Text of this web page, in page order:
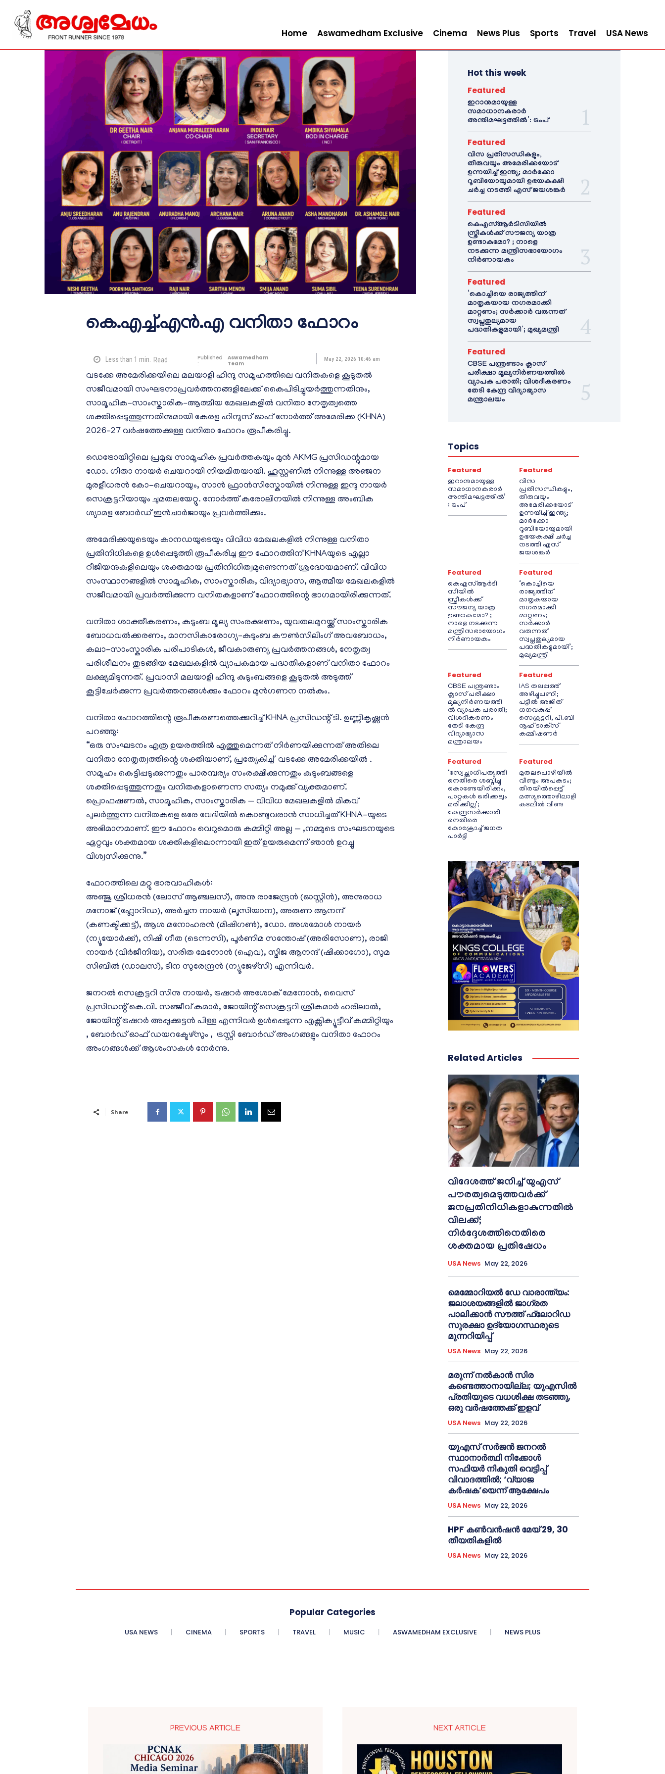
Home Aswamedham Exclusive Cinema News Plus Sports Travel USA News
കെ.എച്ച്.എൻ.എ വനിതാ ഫോറം
Less than 1 min. Read
Published
:
Aswamedham
Team
May 22, 2026 10:46 am
വടക്കേ അമേരിക്കയിലെ മലയാളി ഹിന്ദു സമൂഹത്തിലെ വനിതകളെ കൂടുതൽ
സജീവമായി സംഘടനാപ്രവർത്തനങ്ങളിലേക്ക് കൈപിടിച്ചുയർത്തുന്നതിനും,
സാമൂഹിക–സാംസ്കാരിക–ആത്മീയ മേഖലകളിൽ വനിതാ നേതൃത്വത്തെ
ശക്തിപ്പെടുത്തുന്നതിനുമായി കേരള ഹിന്ദുസ് ഓഫ് നോർത്ത് അമേരിക്ക (KHNA)
2026–27 വർഷത്തേക്കുള്ള വനിതാ ഫോറം രൂപീകരിച്ചു.
ഡെട്രോയിറ്റിലെ പ്രമുഖ സാമൂഹിക പ്രവർത്തകയും മുൻ AKMG പ്രസിഡന്റുമായ
ഡോ. ഗീതാ നായർ ചെയറായി നിയമിതയായി. ഹൂസ്റ്റണിൽ നിന്നുള്ള അഞ്ജന
മുരളീധരൻ കോ-ചെയറായും, സാൻ ഫ്രാൻസിസ്കോയിൽ നിന്നുള്ള ഇന്ദു നായർ
സെക്രട്ടറിയായും ചുമതലയേറ്റു. നോർത്ത് കരോലിനയിൽ നിന്നുള്ള അംബിക
ശ്യാമള ബോർഡ് ഇൻചാർജായും പ്രവർത്തിക്കും.
അമേരിക്കയുടെയും കാനഡയുടെയും വിവിധ മേഖലകളിൽ നിന്നുള്ള വനിതാ
പ്രതിനിധികളെ ഉൾപ്പെടുത്തി രൂപീകരിച്ച ഈ ഫോറത്തിന് KHNAയുടെ എല്ലാ
റീജിയനുകളിലെയും ശക്തമായ പ്രതിനിധിത്വമുണ്ടെന്നത് ശ്രദ്ധേയമാണ്. വിവിധ
സംസ്ഥാനങ്ങളിൽ സാമൂഹിക, സാംസ്കാരിക, വിദ്യാഭ്യാസ, ആത്മീയ മേഖലകളിൽ
സജീവമായി പ്രവർത്തിക്കുന്ന വനിതകളാണ് ഫോറത്തിന്റെ ഭാഗമായിരിക്കുന്നത്.
വനിതാ ശാക്തീകരണം, കുടുംബ മൂല്യ സംരക്ഷണം, യുവതലമുറയ്ക്ക് സാംസ്കാരിക
ബോധവൽക്കരണം, മാനസികാരോഗ്യ–കുടുംബ കൗൺസിലിംഗ് അവബോധം,
കലാ–സാംസ്കാരിക പരിപാടികൾ, ജീവകാരുണ്യ പ്രവർത്തനങ്ങൾ, നേതൃത്വ
പരിശീലനം തുടങ്ങിയ മേഖലകളിൽ വ്യാപകമായ പദ്ധതികളാണ് വനിതാ ഫോറം
ലക്ഷ്യമിടുന്നത്. പ്രവാസി മലയാളി ഹിന്ദു കുടുംബങ്ങളെ കൂടുതൽ അടുത്ത്
കൂട്ടിചേർക്കുന്ന പ്രവർത്തനങ്ങൾക്കും ഫോറം മുൻഗണന നൽകും.
വനിതാ ഫോറത്തിന്റെ രൂപീകരണത്തെക്കുറിച്ച് KHNA പ്രസിഡന്റ് ടി. ഉണ്ണികൃഷ്ണൻ
പറഞ്ഞു:
“ഒരു സംഘടനം എത്ര ഉയരത്തിൽ എത്തുമെന്നത് നിർണയിക്കുന്നത് അതിലെ
വനിതാ നേതൃത്വത്തിന്റെ ശക്തിയാണ്, പ്രത്യേകിച്ച് വടക്കേ അമേരിക്കയിൽ .
സമൂഹം കെട്ടിപ്പടുക്കുന്നതും പാരമ്പര്യം സംരക്ഷിക്കുന്നതും കുടുംബങ്ങളെ
ശക്തിപ്പെടുത്തുന്നതും വനിതകളാണെന്ന സത്യം നമുക്ക് വ്യക്തമാണ്.
പ്രൊഫഷണൽ, സാമൂഹിക, സാംസ്കാരിക — വിവിധ മേഖലകളിൽ മികവ്
പുലർത്തുന്ന വനിതകളെ ഒരേ വേദിയിൽ കൊണ്ടുവരാൻ സാധിച്ചത് KHNA-യുടെ
അഭിമാനമാണ്. ഈ ഫോറം വെറുമൊരു കമ്മിറ്റി അല്ല — ,നമ്മുടെ സംഘടനയുടെ
ഏറ്റവും ശക്തമായ ശക്തികളിലൊന്നായി ഇത് ഉയരുമെന്ന് ഞാൻ ഉറച്ചു
വിശ്വസിക്കുന്നു.”
ഫോറത്തിലെ മറ്റു ഭാരവാഹികൾ:
അഞ്ജു ശ്രീധരൻ (ലോസ് ആഞ്ചലസ്), അനു രാജേന്ദ്രൻ (ഓസ്റ്റിൻ), അനുരാധ
മനോജ് (ഫ്ലോറിഡ), അർച്ചന നായർ (ലൂസിയാന), അരുണ ആനന്ദ്
(കണക്ടിക്കട്ട്), ആശ മനോഹരൻ (മിഷിഗൺ), ഡോ. അശമോൾ നായർ
(ന്യൂയോർക്ക്), നിഷി ഗീത (ടെന്നസി), പൂർണിമ സന്തോഷ് (അരിസോണ), രാജി
നായർ (വിർജീനിയ), സരിത മേനോൻ (ഐവ), സ്മിജ ആനന്ദ് (ഷിക്കാഗോ), സുമ
സിബിൽ (ഡാലസ്), ടീന സുരേന്ദ്രൻ (ന്യൂജേഴ്സി) എന്നിവർ.
ജനറൽ സെക്രട്ടറി സിനു നായർ, ട്രഷറർ അശോക് മേനോൻ, വൈസ്
പ്രസിഡന്റ് കെ.വി. സഞ്ജീവ് കുമാർ, ജോയിന്റ് സെക്രട്ടറി ശ്രീകുമാർ ഹരിലാൽ,
ജോയിന്റ് ട്രഷറർ അപ്പുക്കുട്ടൻ പിള്ള എന്നിവർ ഉൾപ്പെടുന്ന എക്സിക്യൂട്ടീവ് കമ്മിറ്റിയും
, ബോർഡ് ഓഫ് ഡയറക്ടേഴ്സും , ട്രസ്റ്റി ബോർഡ് അംഗങ്ങളും വനിതാ ഫോറം
അംഗങ്ങൾക്ക് ആശംസകൾ നേർന്നു.
Share
Hot this week
Featured
ഇറാനുമായുള്ള
സമാധാനകരാർ
അന്തിമഘട്ടത്തിൽ‌’: ട്രംപ്
Featured
വിസ പ്രതിസന്ധികളും,
തീരുവയും അമേരിക്കയോട്
ഉന്നയിച്ച് ഇന്ത്യ; മാർക്കോ
റൂബിയോയുമായി ഉഭയകക്ഷി
ചർച്ച നടത്തി എസ് ജയശങ്കർ
Featured
കെഎസ്ആർടിസിയിൽ
സ്ത്രീകൾക്ക് സൗജന്യ യാത്ര
ഉണ്ടാകുമോ? ; നാളെ
നടക്കുന്ന മന്ത്രിസഭായോഗം
നിർണായകം
Featured
‘കൊച്ചിയെ രാജ്യത്തിന്
മാതൃകയായ നഗരമാക്കി
മാറ്റണം; സർക്കാർ വരുന്നത്
സ്വപ്നതുല്യമായ
പദ്ധതികളുമായി’; മുഖ്യമന്ത്രി
Featured
CBSE പന്ത്രണ്ടാം ക്ലാസ്
പരീക്ഷാ മൂല്യനിർണയത്തിൽ
വ്യാപക പരാതി; വിശദീകരണം
തേടി കേന്ദ്ര വിദ്യാഭ്യാസ
മന്ത്രാലയം
Topics
Featured
ഇറാനുമായുള്ള
സമാധാനകരാർ
അന്തിമഘട്ടത്തിൽ‌’
: ട്രംപ്
Featured
വിസ
പ്രതിസന്ധികളും,
തീരുവയും
അമേരിക്കയോട്
ഉന്നയിച്ച് ഇന്ത്യ;
മാർക്കോ
റൂബിയോയുമായി
ഉഭയകക്ഷി ചർച്ച
നടത്തി എസ്
ജയശങ്കർ
Featured
കെഎസ്ആർടി
സിയിൽ
സ്ത്രീകൾക്ക്
സൗജന്യ യാത്ര
ഉണ്ടാകുമോ? ;
നാളെ നടക്കുന്ന
മന്ത്രിസഭായോഗം
നിർണായകം
Featured
‘കൊച്ചിയെ
രാജ്യത്തിന്
മാതൃകയായ
നഗരമാക്കി
മാറ്റണം;
സർക്കാർ
വരുന്നത്
സ്വപ്നതുല്യമായ
പദ്ധതികളുമായി’;
മുഖ്യമന്ത്രി
Featured
CBSE പന്ത്രണ്ടാം
ക്ലാസ് പരീക്ഷാ
മൂല്യനിർണയത്തി
ൽ വ്യാപക പരാതി;
വിശദീകരണം
തേടി കേന്ദ്ര
വിദ്യാഭ്യാസ
മന്ത്രാലയം
Featured
IAS തലപ്പത്ത്
അഴിച്ചുപണി;
പട്ടീല്‍ അജിത്
ധനവകുപ്പ്
സെക്രട്ടറി, പി.ബി
നൂഹ് ടാക്‌സ്
കമ്മീഷണര്‍
Featured
‘സ്വേച്ഛാധിപത്യത്തി
നെതിരെ ശബ്ദിച്ചു
കൊണ്ടേയിരിക്കും,
പാറ്റകൾ ഒരിക്കലും
മരിക്കില്ല’;
കേന്ദ്രസർക്കാരി
നെതിരെ
കോക്രോച്ച് ജനത
പാർട്ടി
Featured
മുതലപൊഴിയിൽ
വീണ്ടും അപകടം;
തിരയിൽപ്പെട്ട്
മത്സ്യത്തൊഴിലാളി
കടലിൽ വീണു
Related Articles
വിദേശത്ത് ജനിച്ച് യുഎസ്
പൗരത്വമെടുത്തവർക്ക്
ജനപ്രതിനിധികളാകുന്നതിൽ
വിലക്ക്;
നിർദ്ദേശത്തിനെതിരെ
ശക്തമായ പ്രതിഷേധം
USA News May 22, 2026
മെമ്മോറിയൽ ഡേ വാരാന്ത്യം:
ജലാശയങ്ങളിൽ ജാഗ്രത
പാലിക്കാൻ സൗത്ത് ഫ്ലോറിഡ
സുരക്ഷാ ഉദ്യോഗസ്ഥരുടെ
മുന്നറിയിപ്പ്
USA News May 22, 2026
മരുന്ന് നൽകാൻ സിര
കണ്ടെത്താനായില്ല; യുഎസിൽ
പ്രതിയുടെ വധശിക്ഷ തടഞ്ഞു,
ഒരു വർഷത്തേക്ക് ഇളവ്
USA News May 22, 2026
യുഎസ് സർജൻ ജനറൽ
സ്ഥാനാർത്ഥി നിക്കോൾ
സഫിയർ നികുതി വെട്ടിപ്പ്
വിവാദത്തിൽ; ‘വ്യാജ
കർഷക’യെന്ന് ആക്ഷേപം
USA News May 22, 2026
HPF കൺവൻഷൻ മേയ് 29, 30
തീയതികളിൽ
USA News May 22, 2026
Popular Categories
USA NEWS CINEMA SPORTS TRAVEL MUSIC ASWAMEDHAM EXCLUSIVE NEWS PLUS
PREVIOUS ARTICLE NEXT ARTICLE